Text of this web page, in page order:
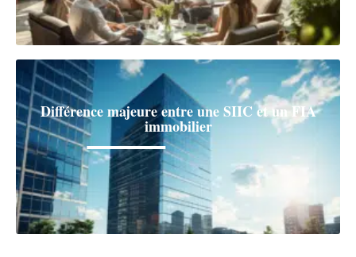
Différence majeure entre une SIIC et un FIA
immobilier